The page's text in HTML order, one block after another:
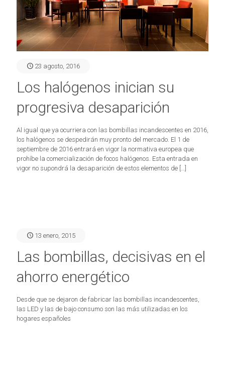
23 agosto, 2016
Los halógenos inician su
progresiva desaparición
Al igual que ya ocurriera con las bombillas incandescentes en 2016,
los halógenos se despedirán muy pronto del mercado. El 1 de
septiembre de 2016 entrará en vigor la normativa europea que
prohíbe la comercialización de focos halógenos. Esta entrada en
vigor no supondrá la desaparición de estos elementos de […]
13 enero, 2015
Las bombillas, decisivas en el
ahorro energético
Desde que se dejaron de fabricar las bombillas incandescentes,
las LED y las de bajo consumo son las más utilizadas en los
hogares españoles